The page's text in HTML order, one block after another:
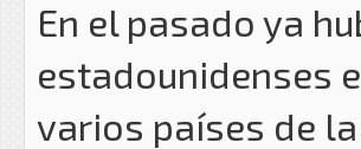
En el pasado ya
estadounidenses
varios países de